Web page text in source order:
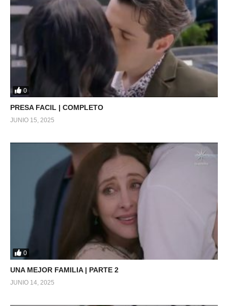
0
PRESA FACIL | COMPLETO
JUNIO 15, 2025
0
UNA MEJOR FAMILIA | PARTE 2
JUNIO 14, 2025